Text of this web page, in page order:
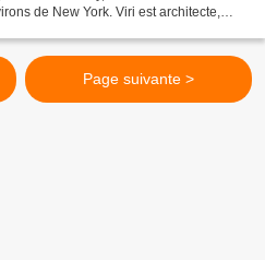
de New York. Viri est architecte,
Page suivante >